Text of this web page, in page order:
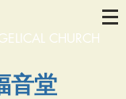
CHURCH
音堂